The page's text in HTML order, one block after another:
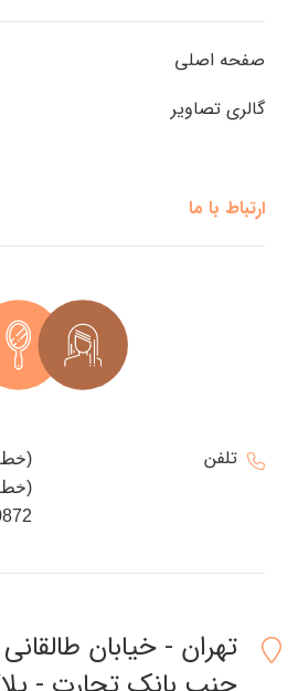
صفحه اصلی
گالری تصاویر
ارتباط با ما
تلفن
021-88845766(خط ویژه)
0993-999-5456(خط ویژه)
تهران - خیابان